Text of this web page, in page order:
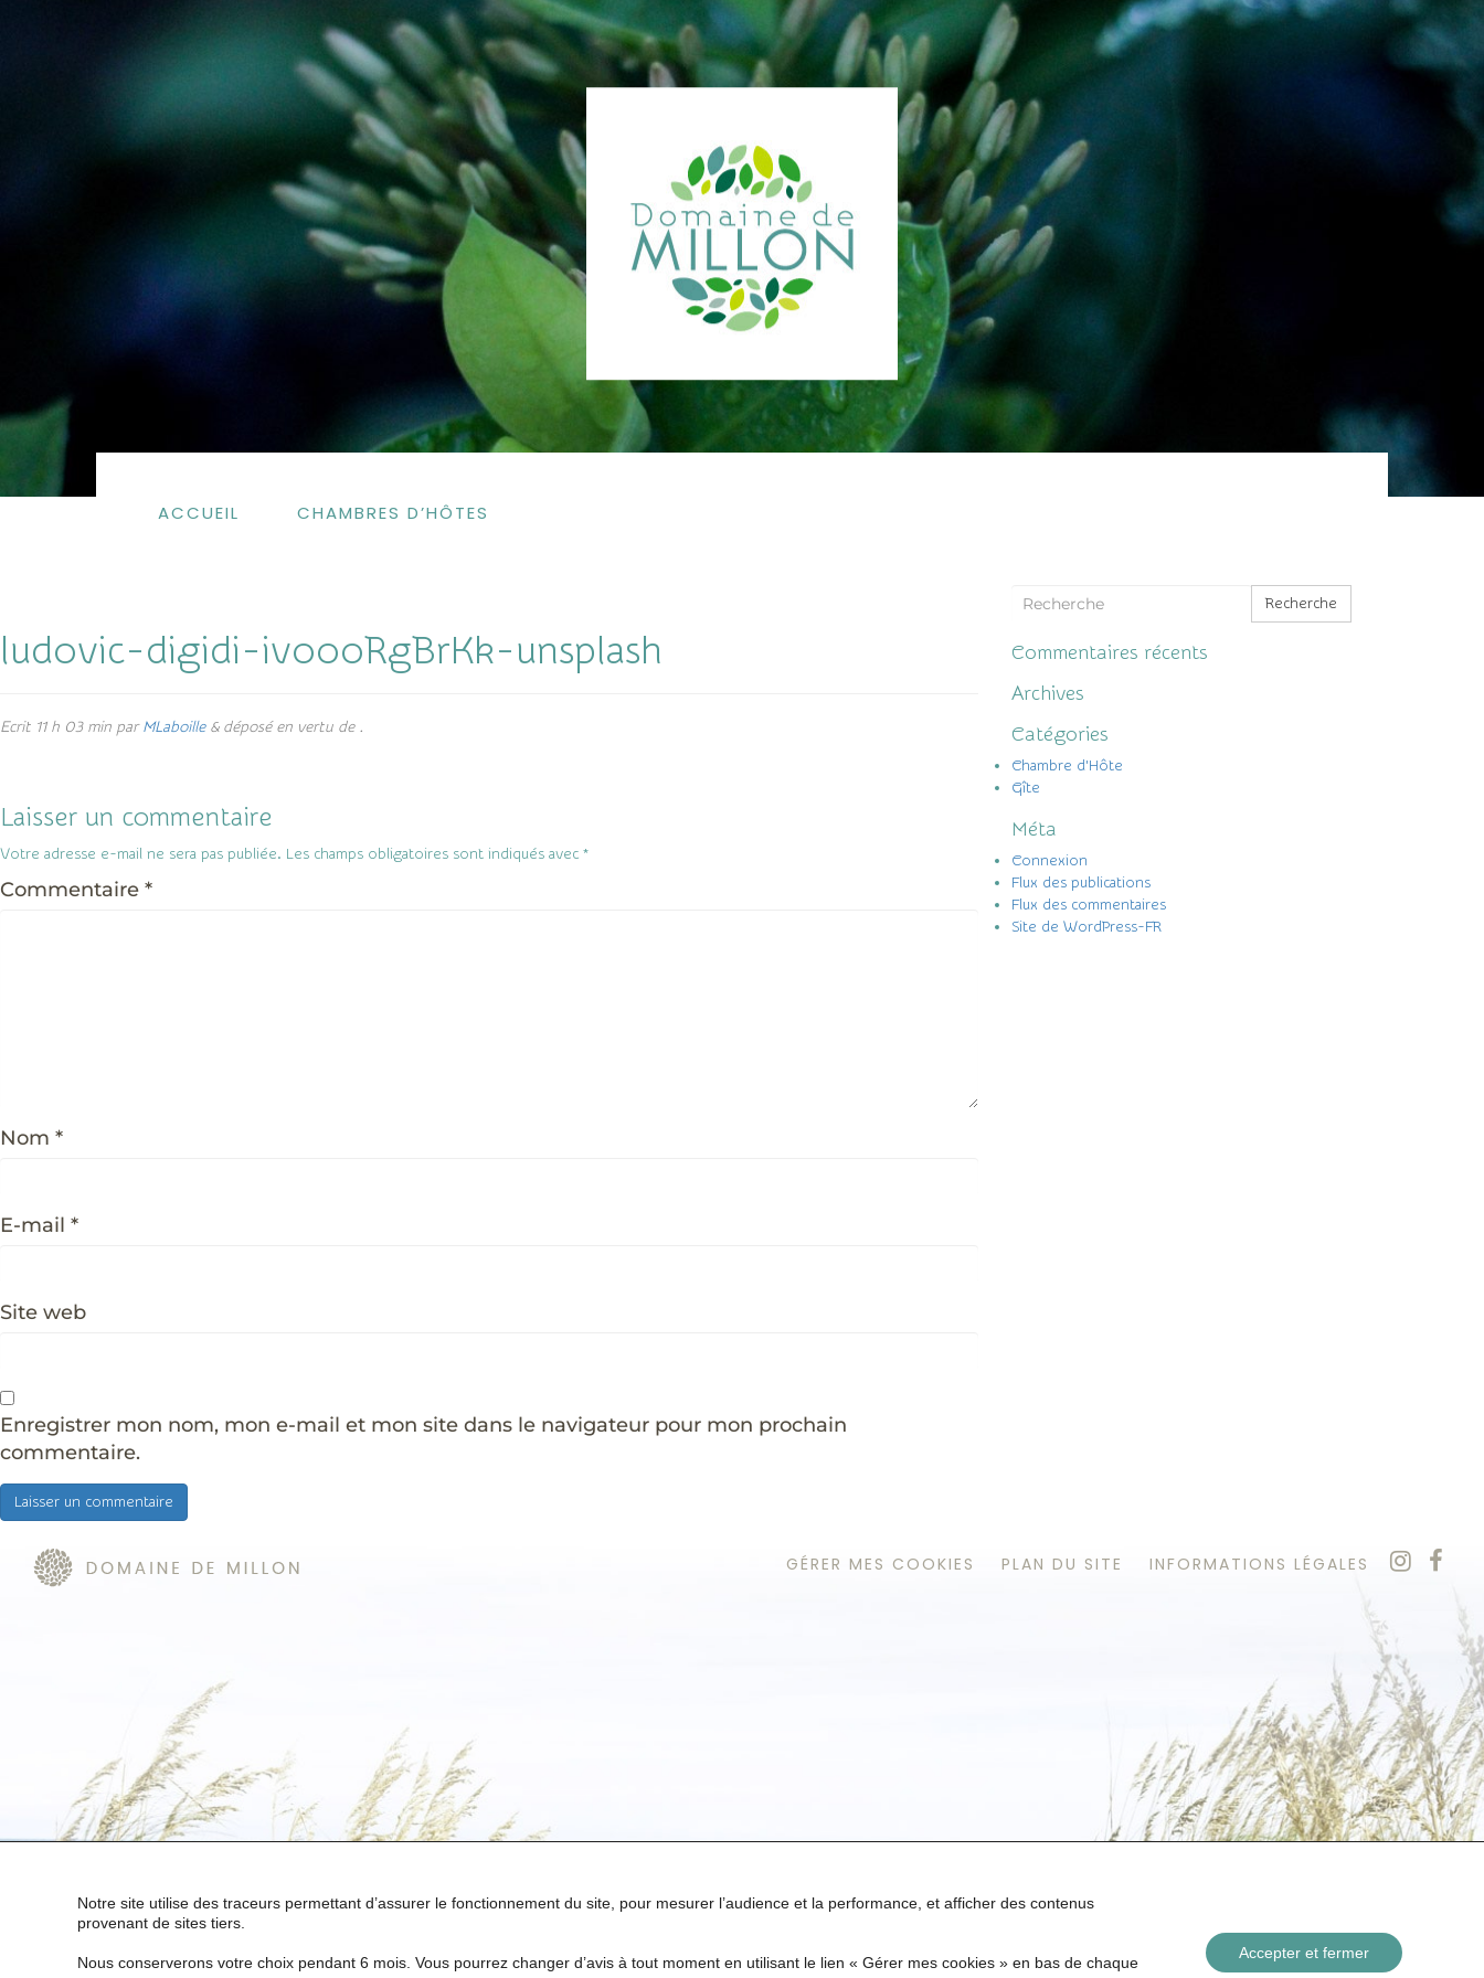
ACCUEIL CHAMBRES D’HÔTES
ludovic-digidi-ivoooRgBrKk-unsplash
Ecrit 11 h 03 min parMLaboille &déposé en vertu de .
Laisser un commentaire
Votre adresse e-mail ne sera pas publiée. Les champs obligatoires sont indiqués avec *
Commentaire *
Nom *
E-mail *
Site web
Enregistrer mon nom, mon e-mail et mon site dans le navigateur pour mon prochain
commentaire.
Recherche
Commentaires récents
Archives
Catégories
Chambre d'Hôte
Gîte
Méta
Connexion
Flux des publications
Flux des commentaires
Site de WordPress-FR
GÉRER MES COOKIES PLAN DU SITE INFORMATIONS LÉGALES
Notre site utilise des traceurs permettant d’assurer le fonctionnement du site, pour mesurer l’audience et la performance, et afficher des contenus
provenant de sites tiers.
Nous conserverons votre choix pendant 6 mois. Vous pourrez changer d’avis à tout moment en utilisant le lien « Gérer mes cookies » en bas de chaque
Accepter et fermer